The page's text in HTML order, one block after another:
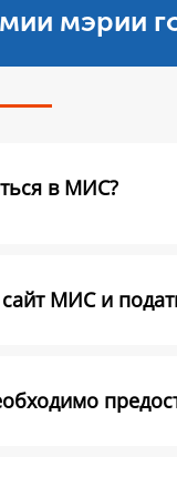
мэрии
в МИС?
МИС и